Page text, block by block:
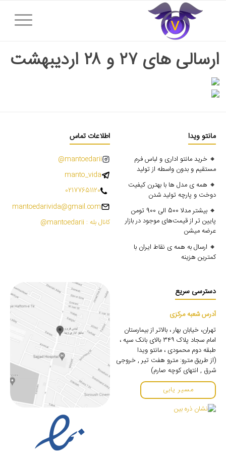
ارسالی های ۲۷ و ۲۸ اردیبهشت
مانتو ویدا
🔸 خرید مانتو اداری و لباس فرم
مستقیم و بدون واسطه از تولید
🔸 همه ی مدل ها با بهترن کیفیت
دوخت و پارچه تولید شدن
🔸 بیشتر مدلا 500 الی 900 تومن
پایین تر از قیمت‌های موجود در بازار
عرضه میشن
🔸 ارسال به همه ی نقاط ایران با
کمترین هزینه
اطلاعات تماس
mantoedarii@
manto_vida
02177651120
mantoedarivida@gmail.com
کانال بله : mantoedarii@
دسترسی سریع
آدرس شعبه مرکزی
تهران، خیابان بهار ، بالاتر از بیمارستان
امام سجاد پلاک ۳۴۹ بالای بانک سپه ،
طبقه دوم محمودی ، مانتو ویدا
(از طریق مترو: مترو هفت تیر , خروجی
شرق , انتهای کوچه صارم)
مسیر یابی